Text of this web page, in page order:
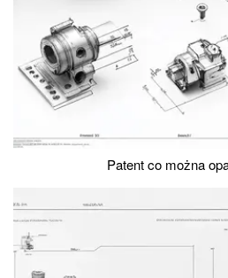
Patent co można